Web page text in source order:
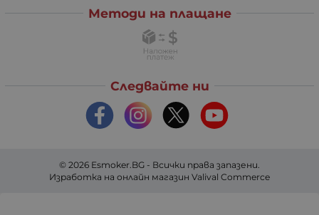
Методи на плащане
Следвайте ни
© 2026 Esmoker.BG - Всички права запазени.
Изработка на онлайн магазин Valival Commerce